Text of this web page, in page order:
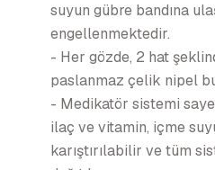
suyun gübre bandına
engellenmektedir.
- Her gözde, 2 hat
paslanmaz çelik nipel
- Medikatör sistemi
ilaç ve vitamin, içme
karıştırılabilir ve tüm